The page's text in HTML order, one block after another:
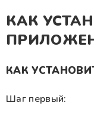
КАК
КАК
Шаг первый: